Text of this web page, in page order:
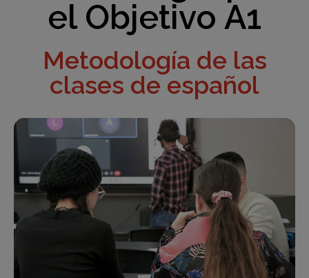
el Objetivo A1
Metodología de las
clases de español